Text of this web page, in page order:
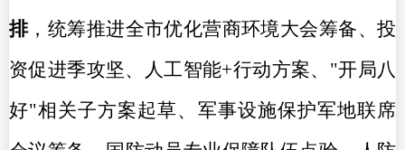
排，统筹推进全市优化营商环境大会筹备、投
资促进季攻坚、人工智能+行动方案、"开局八
好"相关子方案起草、军事设施保护军地联席